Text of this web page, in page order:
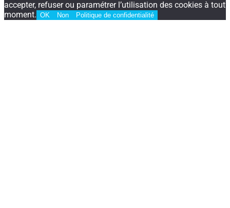
accepter, refuser ou paramétrer l’utilisation des cookies à tout
moment. OK Non Politique de confidentialité